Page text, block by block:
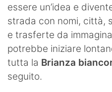
essere un’idea e
strada con nomi, città,
e trasferte da
potrebbe iniziare
tutta la Brianza
seguito.